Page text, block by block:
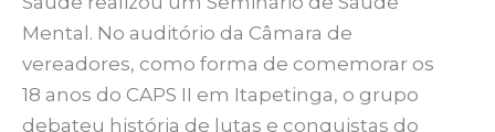
Mental. No auditório da Câmara de
vereadores, como forma de comemorar os
18 anos do CAPS II em Itapetinga, o grupo
debateu história de lutas e conquistas do